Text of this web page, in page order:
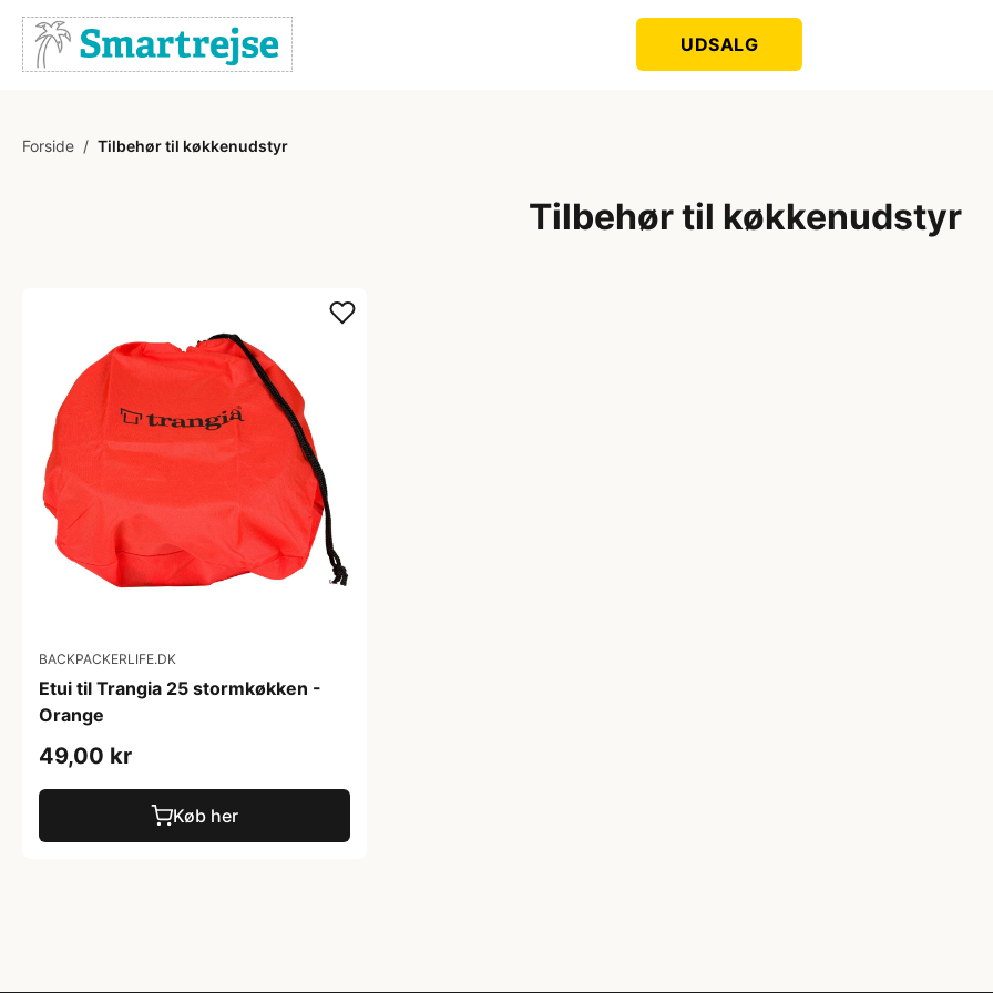
UDSALG
Forside / Tilbehør til køkkenudstyr
Tilbehør til køkkenudstyr
BACKPACKERLIFE.DK
Etui til Trangia 25 stormkøkken -
Orange
49,00 kr
Køb her